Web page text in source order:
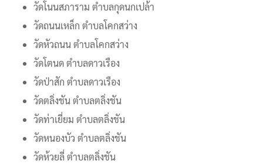
วัดโนนสภาราม ตำบลกุดนกเปล้า
วัดถนนเหล็ก ตำบลโคกสว่าง
วัดหัวถนน ตำบลโคกสว่าง
วัดโตนด ตำบลดาวเรือง
วัดป่าสัก ตำบลดาวเรือง
วัดตลิ่งชัน ตำบลตลิ่งชัน
วัดท่าเยี่ยม ตำบลตลิ่งชัน
วัดหนองบัว ตำบลตลิ่งชัน
วัดห้วยลี่ ตำบลตลิ่งชัน